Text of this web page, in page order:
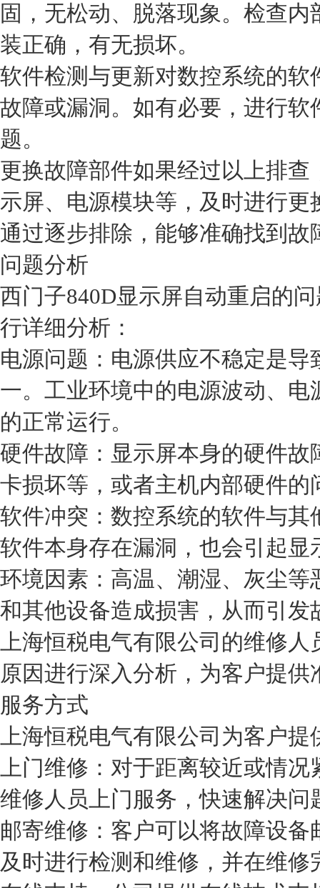
固，无松动、脱落现象。检查
装正确，有无损坏。
软件检测与更新对数控系统的软
故障或漏洞。如有必要，进行
题。
更换故障部件如果经过以上排查
示屏、电源模块等，及时进行更
通过逐步排除，能够准确找到
问题分析
西门子840D显示屏自动重启的
行详细分析：
电源问题：电源供应不稳定是
一。工业环境中的电源波动、
的正常运行。
硬件故障：显示屏本身的硬件
卡损坏等，或者主机内部硬件
软件冲突：数控系统的软件与
软件本身存在漏洞，也会引起显
环境因素：高温、潮湿、灰尘
和其他设备造成损害，从而引发
上海恒税电气有限公司的维修
原因进行深入分析，为客户提供
服务方式
上海恒税电气有限公司为客户提
上门维修：对于距离较近或情
维修人员上门服务，快速解决问
邮寄维修：客户可以将故障设
及时进行检测和维修，并在维修